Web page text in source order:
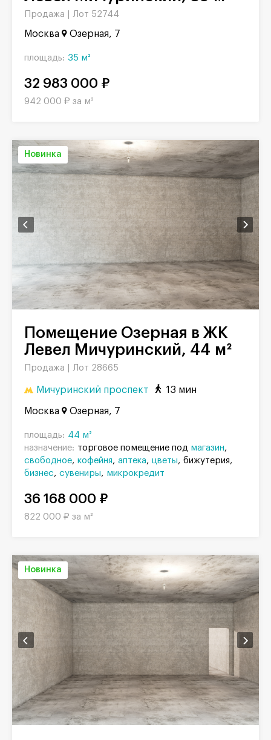
Продажа | Лот 52744
Москва Озерная, 7
площадь: 35 м²
32 983 000 ₽
942 000 ₽ за м²
Новинка
Помещение Озерная в ЖК
Левел Мичуринский, 44 м²
Продажа | Лот 28665
Мичуринский проспект 13 мин
Москва Озерная, 7
площадь: 44 м²
назначение: торговое помещение под магазин
свободное кофейня аптека цветы
бижутерия
бизнес
сувениры микрокредит
36 168 000 ₽
822 000 ₽ за м²
Новинка